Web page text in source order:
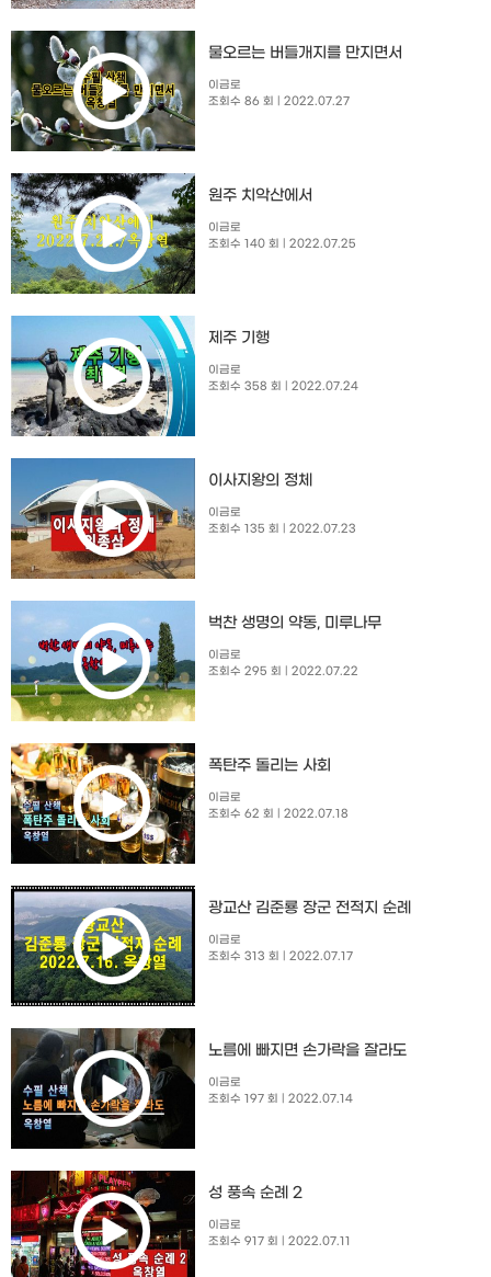
물오르는 버들개지를 만지면서
이금로
조회수 86 회
| 2022.07.27
원주 치악산에서
이금로
조회수 140 회
| 2022.07.25
제주 기행
이금로
조회수 358 회
| 2022.07.24
이사지왕의 정체
이금로
조회수 135 회
| 2022.07.23
벅찬 생명의 약동, 미루나무
이금로
조회수 295 회
| 2022.07.22
폭탄주 돌리는 사회
이금로
조회수 62 회
| 2022.07.18
광교산 김준룡 장군 전적지 순례
이금로
조회수 313 회
| 2022.07.17
노름에 빠지면 손가락을 잘라도
이금로
조회수 197 회
| 2022.07.14
성 풍속 순례 2
이금로
조회수 917 회
| 2022.07.11